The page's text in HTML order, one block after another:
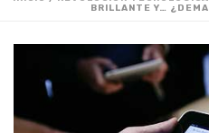
BRILLANTE Y…